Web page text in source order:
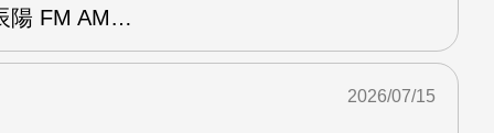
陽 FM AM…
2026/07/15